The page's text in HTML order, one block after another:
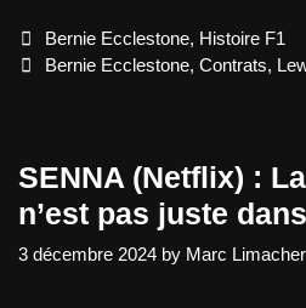
Categories
Bernie Ecclestone, Histoire F1
Tags
Bernie Ecclestone,Contrats,
SENNA (Netflix) :
n’est pas juste
3 décembre 2024 by Marc Limacher